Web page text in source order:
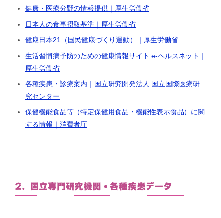
健康・医療分野の情報提供｜厚生労働省
日本人の食事摂取基準｜厚生労働省
健康日本21（国民健康づくり運動）｜厚生労働省
生活習慣病予防のための健康情報サイト e-ヘルスネット｜
厚生労働省
各種疾患・診療案内｜国立研究開発法人 国立国際医療研
究センター
保健機能食品等（特定保健用食品・機能性表示食品）に関
する情報｜消費者庁
2. 国立専門研究機関・各種疾患データ